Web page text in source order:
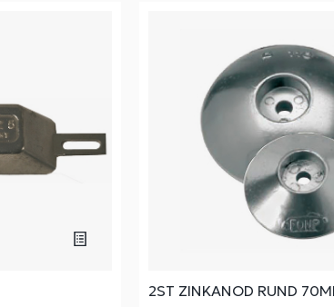
2ST ZINKANOD RUND